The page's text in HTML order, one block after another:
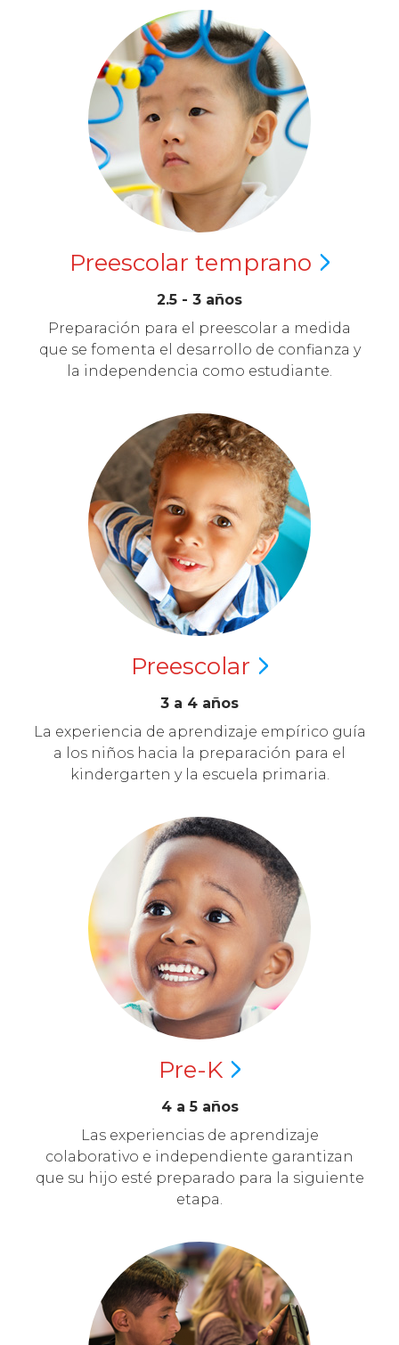
Preescolar temprano
2.5 - 3 años
Preparación para el preescolar a medida
que se fomenta el desarrollo de confianza y
la independencia como estudiante.
Preescolar
3 a 4 años
La experiencia de aprendizaje empírico guía
a los niños hacia la preparación para el
kindergarten y la escuela primaria.
Pre-K
4 a 5 años
Las experiencias de aprendizaje
colaborativo e independiente garantizan
que su hijo esté preparado para la siguiente
etapa.